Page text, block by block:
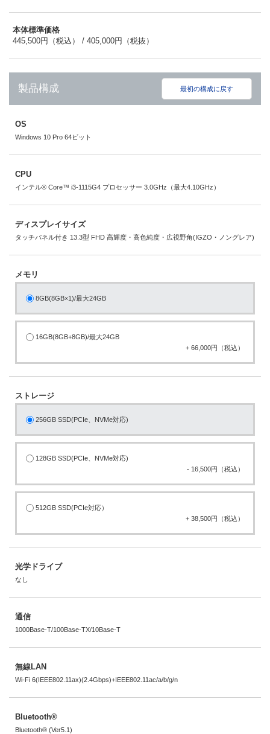
本体標準価格
445,500円（税込） / 405,000円（税抜）
製品構成 最初の構成に戻す
OS
Windows 10 Pro 64ビット
CPU
インテル® Core™ i3-1115G4 プロセッサー 3.0GHz（最大4.10GHz）
ディスプレイサイズ
タッチパネル付き 13.3型 FHD 高輝度・高色純度・広視野角(IGZO・ノングレア)
メモリ
8GB(8GB×1)/最大24GB
16GB(8GB+8GB)/最大24GB
+ 66,000円（税込）
ストレージ
256GB SSD(PCIe、NVMe対応)
128GB SSD(PCIe、NVMe対応)
- 16,500円（税込）
512GB SSD(PCIe対応）
+ 38,500円（税込）
光学ドライブ
なし
通信
1000Base-T/100Base-TX/10Base-T
無線LAN
Wi-Fi 6(IEEE802.11ax)(2.4Gbps)+IEEE802.11ac/a/b/g/n
Bluetooth®
Bluetooth® (Ver5.1)